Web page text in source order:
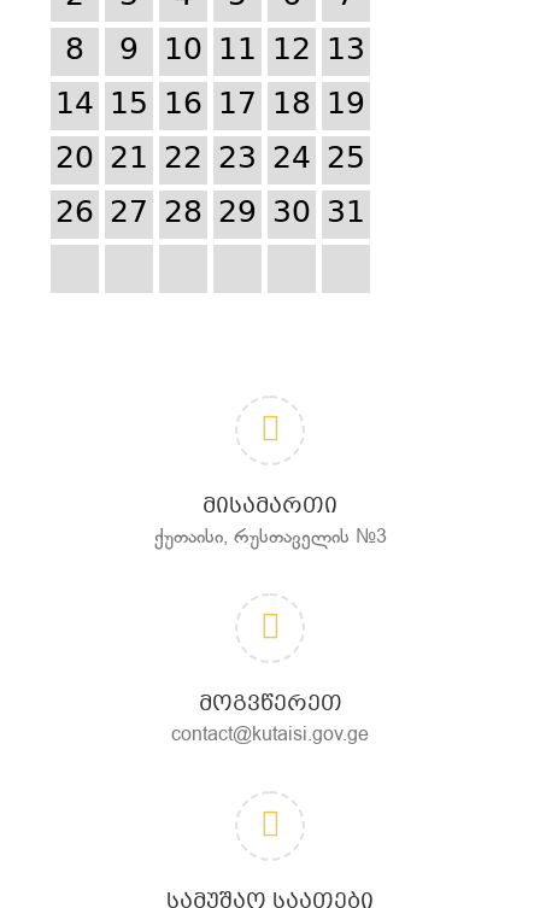
8
9 10 11 12 13
14 15 16 17 18 19
20 21 22 23 24 25
26 27 28 29 30 31
ᲛᲘᲡᲐᲛᲐᲠᲗᲘ
ქუთაისი, რუსთაველის №3
ᲛᲝᲒᲕᲬᲔᲠᲔᲗ
contact@kutaisi.gov.ge